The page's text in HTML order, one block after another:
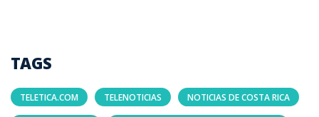
TAGS
TELETICA.COM TELENOTICIAS NOTICIAS DE COSTA RICA